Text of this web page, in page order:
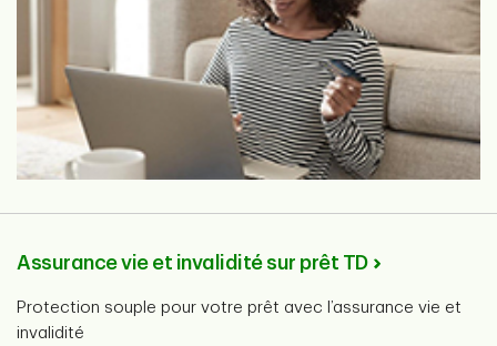
Assurance vie et invalidité sur prêt TD
Protection souple pour votre prêt avec l’assurance vie et
invalidité